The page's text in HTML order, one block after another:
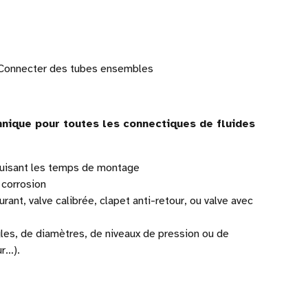
des tubes ensembles
pour toutes les connectiques de fluides
les temps de montage
valve calibrée, clapet anti-retour, ou valve avec
de diamètres, de niveaux de pression ou de